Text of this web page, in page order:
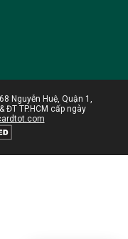
Nguyễn Huệ, Quận 1,
ĐT TP.HCM cấp ngày